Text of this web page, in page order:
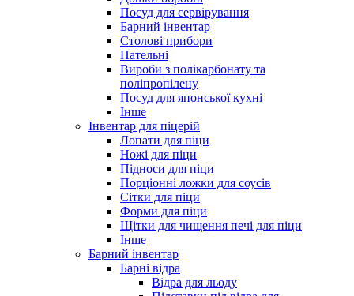
Посуд для сервірування
Барний інвентар
Столові прибори
Пательні
Вироби з полікарбонату та
поліпропілену
Посуд для японської кухні
Інше
Інвентар для піцерій
Лопати для піци
Ножі для піци
Підноси для піци
Порціонні ложки для соусів
Сітки для піци
Форми для піци
Щітки для чищення печі для піци
Інше
Барний інвентар
Барні відра
Відра для льоду